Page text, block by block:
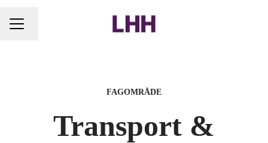
KARRIEREMENY
Endre språk
FAGOMRÅDE
Transport &